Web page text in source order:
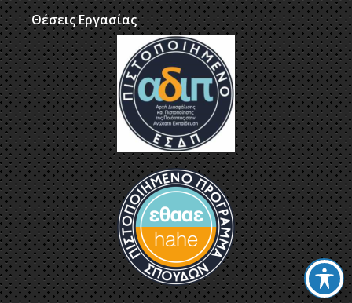
Θέσεις Εργασίας